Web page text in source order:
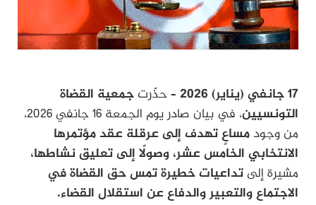
17 جانفي (يناير) 2026 – حذّرتجمعية القضاة
التونسيين
، في بيان صادر يوم الجمعة 16 جانفي 2026،
من وجود مساعٍ تهدف إلى عرقلة عقد مؤتمرها
الانتخابي الخامس عشر، وصولًا إلى تعليق نشاطها،
مشيرة إلىتداعيات خطيرة تمس حق القضاة في
الاجتماع والتعبير والدفاع عن استقلال القضاء.